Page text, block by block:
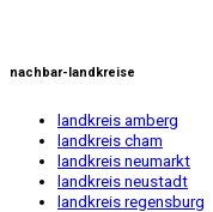
nachbar-landkreise
landkreis amberg
landkreis cham
landkreis neumarkt
landkreis neustadt
landkreis regensburg